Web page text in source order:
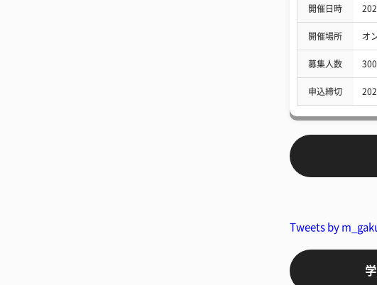
開催日時
開催場所 オ
募集人数
申込締切
Tweets by